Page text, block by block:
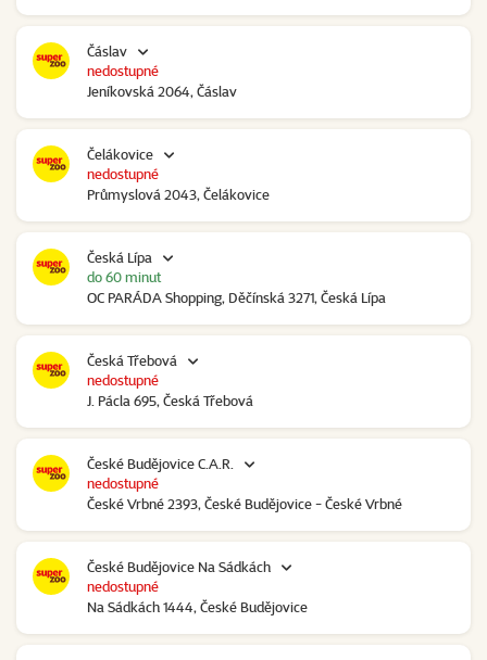
Čáslav
Jeníkovská 2064, Čáslav
nedostupné
Čelákovice
Průmyslová 2043, Čelákovice
nedostupné
Česká Lípa
OC PARÁDA Shopping, Děčínská 3271, Česká Lípa
do 60 minut
Česká Třebová
J. Pácla 695, Česká Třebová
nedostupné
České Budějovice C.A.R.
České Vrbné 2393, České Budějovice - České Vrbné
nedostupné
České Budějovice Na Sádkách
Na Sádkách 1444, České Budějovice
nedostupné